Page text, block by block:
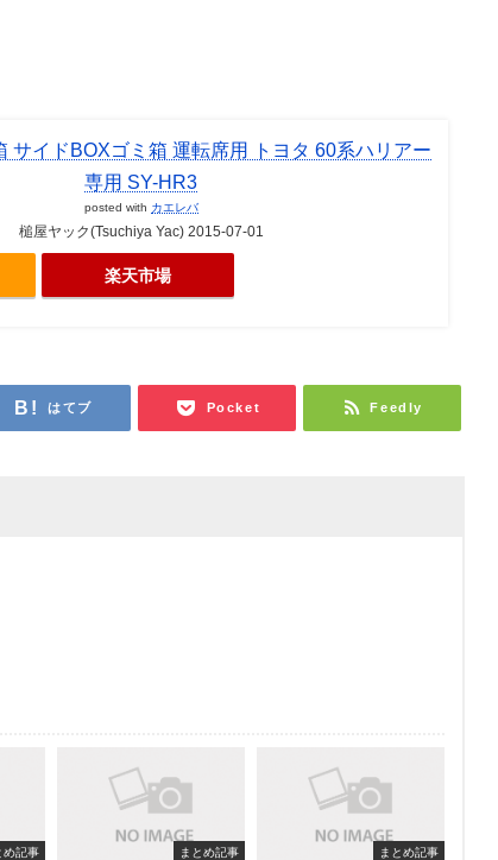
サイドBOXゴミ箱 運転席用 トヨタ 60系ハリアー
専用 SY-HR3
posted with カエレバ
槌屋ヤック(Tsuchiya Yac) 2015-07-01
楽天市場
はてブ Pocket Feedly
め記事 まとめ記事 まとめ記事